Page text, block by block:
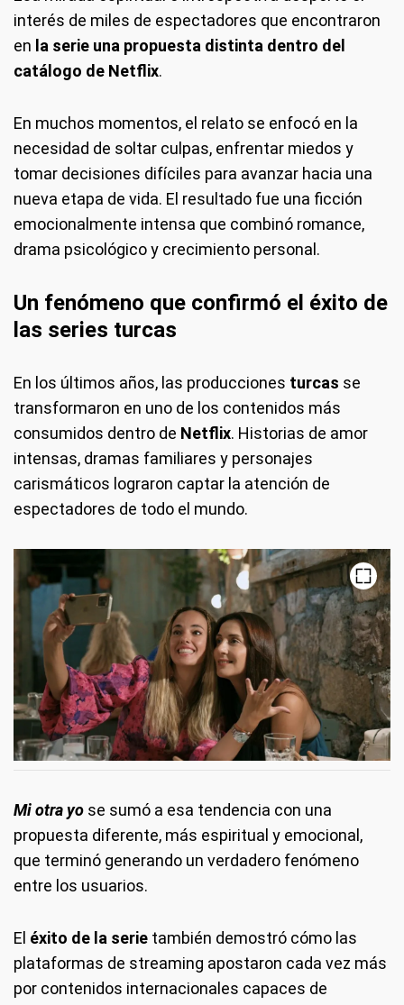
interés de miles de espectadores que encontraron
en la serie una propuesta distinta dentro del
catálogo de Netflix.
En muchos momentos, el relato se enfocó en la
necesidad de soltar culpas, enfrentar miedos y
tomar decisiones difíciles para avanzar hacia una
nueva etapa de vida. El resultado fue una ficción
emocionalmente intensa que combinó romance,
drama psicológico y crecimiento personal.
Un fenómeno que confirmó el éxito de
las series turcas
En los últimos años, las producciones turcas se
transformaron en uno de los contenidos más
consumidos dentro de Netflix. Historias de amor
intensas, dramas familiares y personajes
carismáticos lograron captar la atención de
espectadores de todo el mundo.
Mi otra yo se sumó a esa tendencia con una
propuesta diferente, más espiritual y emocional,
que terminó generando un verdadero fenómeno
entre los usuarios.
El éxito de la serie también demostró cómo las
plataformas de streaming apostaron cada vez más
por contenidos internacionales capaces de